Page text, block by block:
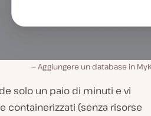
Aggiungere un database in
solo un paio di minuti e vi
containerizzati (senza risorse